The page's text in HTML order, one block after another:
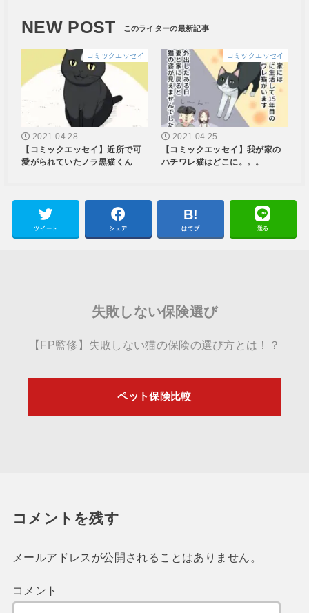
NEW POST
コミックエッセイ
2021.04.28
【コミックエッセイ】近所で可
愛がられていたノラ黒猫くん
コミックエッセイ
2021.04.25
【コミックエッセイ】我が家の
ハチワレ猫はどこに。。。
ツイート シェア はてブ 送る
失敗しない保険選び
【FP監修】失敗しない猫の保険の選び方とは！？
ペット保険比較
コメントを残す
メールアドレスが公開されることはありません。
コメント